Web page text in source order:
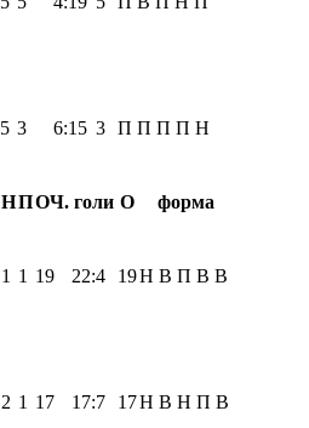
5 3 6:15 3 П П П П Н
НПОЧ. голи О форма
1 1 19 22:4 19Н В П В В
2 1 17 17:7 17Н В Н П В